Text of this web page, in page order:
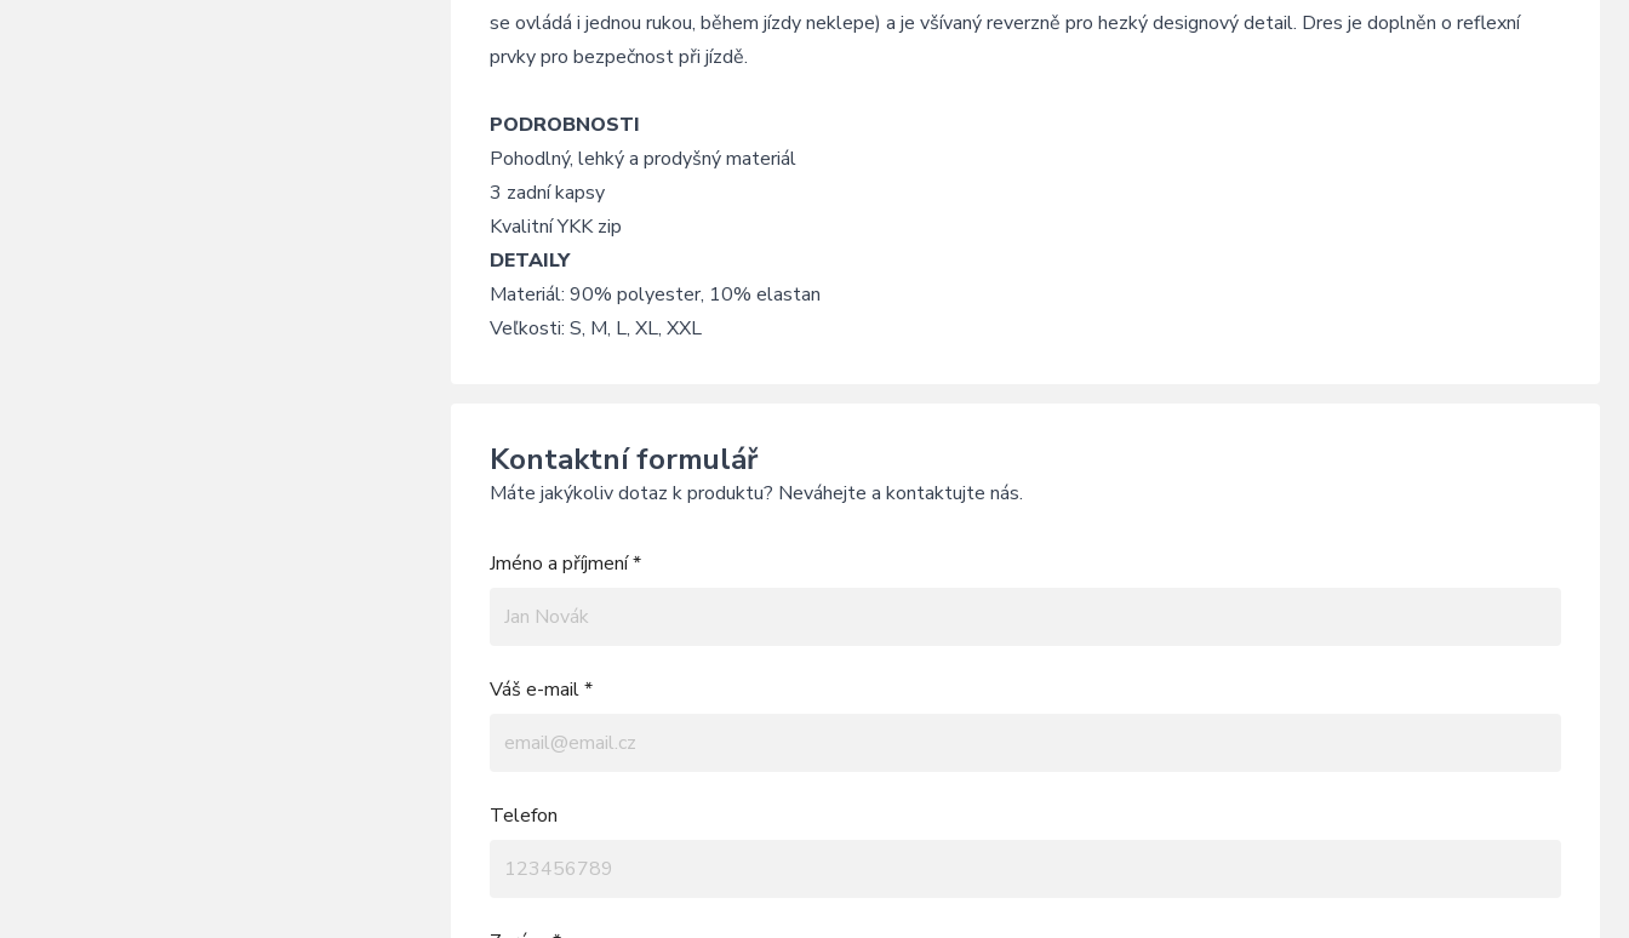
se ovládá i jednou rukou, během jízdy neklepe) a je všívaný reverzně pro hezký designový detail. Dres je doplněn o reflexní
prvky pro bezpečnost při jízdě.
PODROBNOSTI
Pohodlný, lehký a prodyšný materiál
3 zadní kapsy
Kvalitní YKK zip
DETAILY
Materiál: 90% polyester, 10% elastan
Veľkosti: S, M, L, XL, XXL
Kontaktní formulář
Máte jakýkoliv dotaz k produktu? Neváhejte a kontaktujte nás.
Jméno a příjmení *
Váš e-mail *
Telefon